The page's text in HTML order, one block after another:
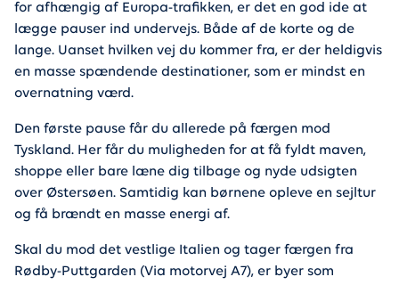
for afhængig af Europa-trafikken, er det en god ide at
lægge pauser ind undervejs. Både af de korte og de
lange. Uanset hvilken vej du kommer fra, er der heldigvis
en masse spændende destinationer, som er mindst en
overnatning værd.
Den første pause får du allerede på færgen mod
Tyskland. Her får du muligheden for at få fyldt maven,
shoppe eller bare læne dig tilbage og nyde udsigten
over Østersøen. Samtidig kan børnene opleve en sejltur
og få brændt en masse energi af.
Skal du mod det vestlige Italien og tager færgen fra
Rødby-Puttgarden (Via motorvej A7), er byer som